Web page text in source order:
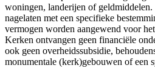
woningen, landerijen of geldmiddelen.
nagelaten met een specifieke
vermogen worden aangewend voor
Kerken ontvangen geen financiële
ook geen overheidssubsidie,
monumentale (kerk)gebouwen of een